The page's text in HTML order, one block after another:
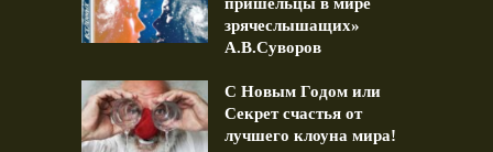
зрячеслышащих»
А.В.Суворов
С Новым Годом или
Секрет счастья от
лучшего клоуна мира!